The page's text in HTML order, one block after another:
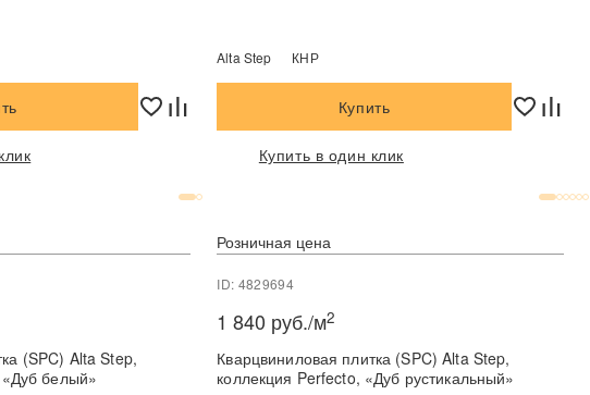
Alta Step КНР
Купить
Купить в один клик
(SPC) Alta Step,
белый»
Розничная цена
ID: 4829694
1 840 руб./м2
Кварцвиниловая плитка (SPC) Alta Step,
коллекция Perfecto, «Дуб рустикальный»